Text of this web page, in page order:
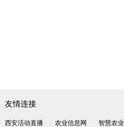
友情连接
西安活动直播 农业信息网 智慧农业